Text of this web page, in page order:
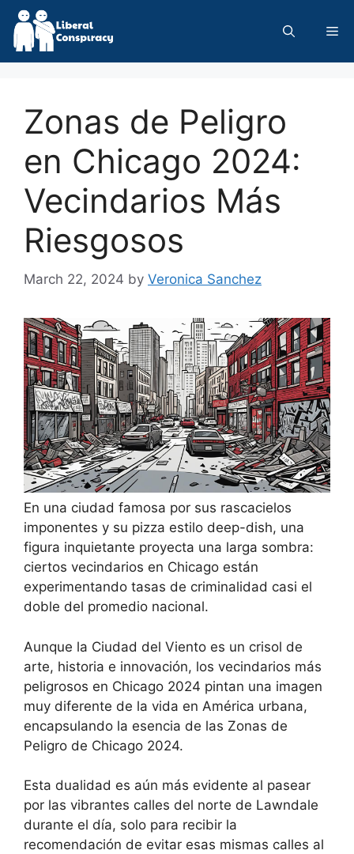
Skip
content
Zonas de Peligro
en Chicago 2024:
Vecindarios Más
Riesgosos
March 22, 2024 by Veronica Sanchez
En una ciudad famosa por sus rascacielos
imponentes y su pizza estilo deep-dish, una
figura inquietante proyecta una larga sombra:
ciertos vecindarios en Chicago están
experimentando tasas de criminalidad casi el
doble del promedio nacional.
Aunque la Ciudad del Viento es un crisol de
arte, historia e innovación, los vecindarios más
peligrosos en Chicago 2024 pintan una imagen
muy diferente de la vida en América urbana,
encapsulando la esencia de las Zonas de
Peligro de Chicago 2024.
Esta dualidad es aún más evidente al pasear
por las vibrantes calles del norte de Lawndale
durante el día, solo para recibir la
recomendación de evitar esas mismas calles al